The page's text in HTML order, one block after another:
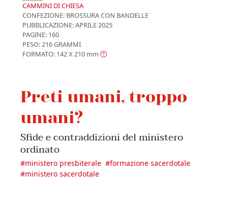
CAMMINI DI CHIESA
CONFEZIONE: BROSSURA CON BANDELLE
PUBBLICAZIONE:APRILE 2025
PAGINE: 160
PESO: 216 GRAMMI
FORMATO: 142 X 210 mm
Preti umani, troppo
umani?
Sfide e contraddizioni del ministero
ordinato
#ministero presbiterale #formazione sacerdotale
#ministero sacerdotale